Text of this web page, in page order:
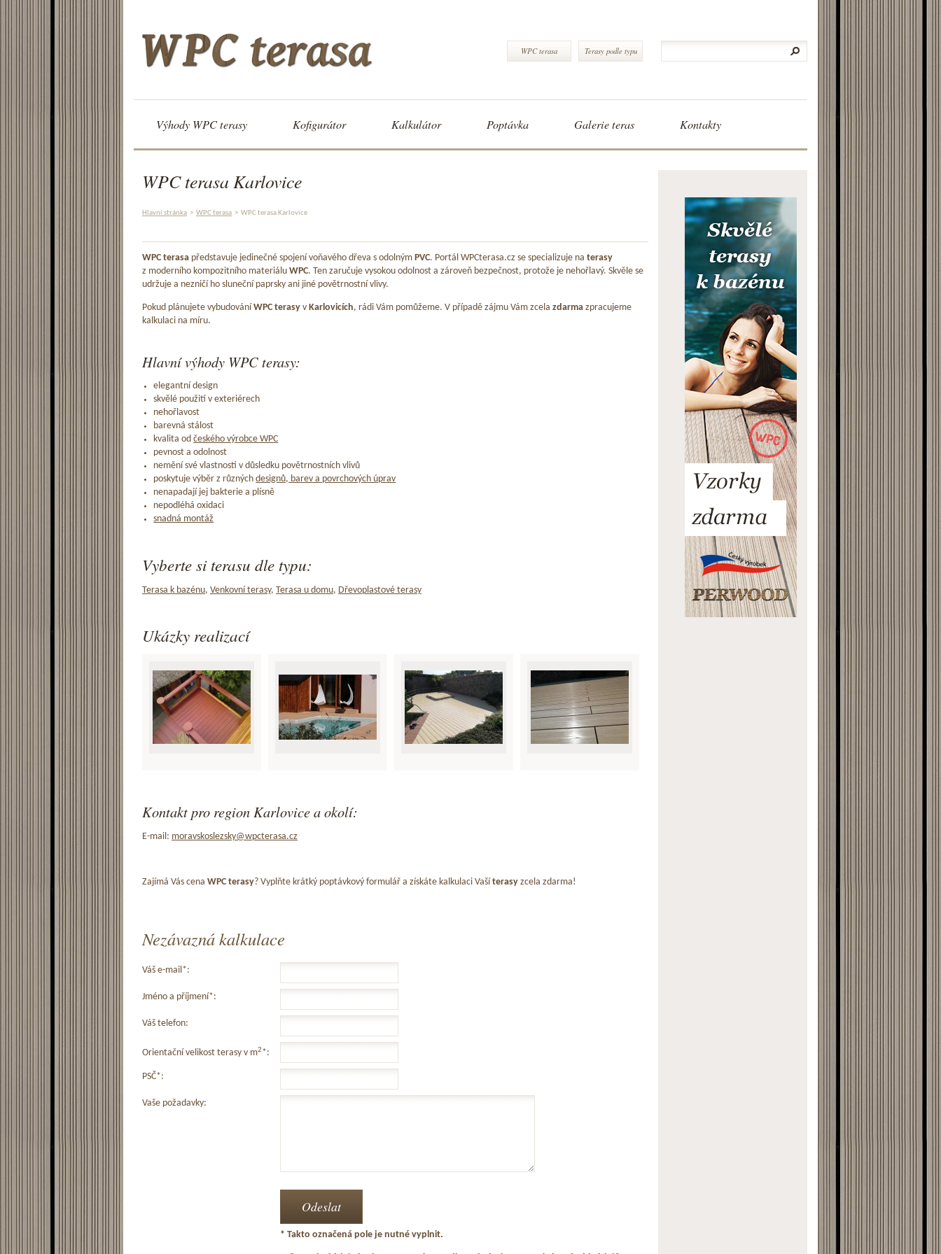
WPC terasa Terasy podle typu
Výhody WPC terasy Kofigurátor Kalkulátor Poptávka Galerie teras Kontakty
WPC terasa Karlovice
Hlavní stránka > WPC terasa > WPC terasa Karlovice
WPC terasa představuje jedinečné spojení voňavého dřeva s odolným PVC. Portál WPCterasa.cz se specializuje na terasy
z moderního kompozitního materiálu WPC. Ten zaručuje vysokou odolnost a zároveň bezpečnost, protože je nehořlavý. Skvěle se
udržuje a nezničí ho sluneční paprsky ani jiné povětrnostní vlivy.
Pokud plánujete vybudování WPC terasy v Karlovicích, rádi Vám pomůžeme. V případě zájmu Vám zcela zdarma zpracujeme
kalkulaci na míru.
Hlavní výhody WPC terasy:
elegantní design
skvělé použití v exteriérech
nehořlavost
barevná stálost
kvalita odčeského výrobce WPC
pevnost a odolnost
nemění své vlastnosti v důsledku povětrnostních vlivů
poskytuje výběr z různýchdesignů, barev a povrchových úprav
nenapadají jej bakterie a plísně
nepodléhá oxidaci
snadná montáž
Vyberte si terasu dle typu:
Terasa k bazénu, Venkovní terasy, Terasa u domu, Dřevoplastové terasy
Ukázky realizací
Kontakt pro region Karlovice a okolí:
E-mail: moravskoslezsky@wpcterasa.cz
Zajímá Vás cena WPC terasy? Vyplňte krátký poptávkový formulář a získáte kalkulaci Vaší terasy zcela zdarma!
Nezávazná kalkulace
Váš e-mail*:
Jméno a příjmení*:
Váš telefon:
Orientační velikost terasy v m2*:
PSČ*:
Vaše požadavky:
* Takto označená pole je nutné vyplnit.